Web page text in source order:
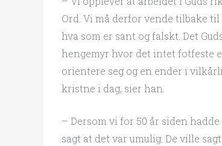
Ord. Vi må derfor vende tilbake
hva som er sant og falskt. Det
hengemyr hvor det intet fotfeste
orientere seg og en ender i
kristne i dag, sier han.
– Dersom vi for 50 år siden
sagt at det var umulig. De ville